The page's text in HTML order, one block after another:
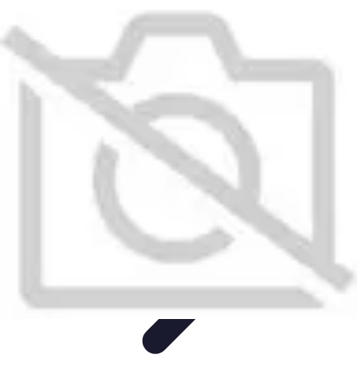
Entretien et Aménagement
jardinEntretien du Jardin Conseils Pratiques
Conseils Jardinage